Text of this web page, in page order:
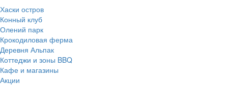
Хаски остров
Конный клуб
Олений парк
Крокодиловая ферма
Деревня Альпак
Коттеджи и зоны BBQ
Кафе и магазины
Акции